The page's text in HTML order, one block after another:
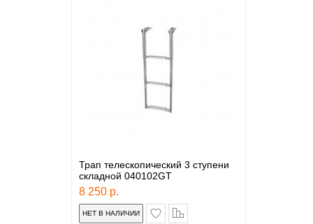
Трап телескопический 3 ступени
складной 040102GТ
8 250 р.
в закладки